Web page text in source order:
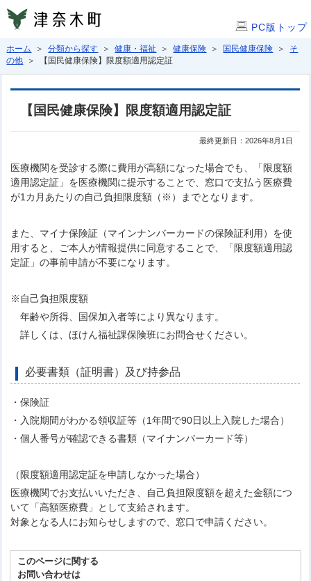
PC版トップ
ホーム ＞分類から探す ＞健康・福祉 ＞健康保険 ＞ 国民健康保険 ＞ そ
の他 ＞ 【国民健康保険】限度額適用認定証
【国民健康保険】限度額適用認定証
最終更新日：2026年8月1日
医療機関を受診する際に費用が高額になった場合でも、「限度額
適用認定証」を医療機関に提示することで、窓口で支払う医療費
が1カ月あたりの自己負担限度額（※）までとなります。
また、マイナ保険証（マインナンバーカードの保険証利用）を使
用すると、ご本人が情報提供に同意することで、「限度額適用認
定証」の事前申請が不要になります。
※自己負担限度額
年齢や所得、国保加入者等により異なります。
詳しくは、ほけん福祉課保険班にお問合せください。
必要書類（証明書）及び持参品
・保険証
・入院期間がわかる領収証等（1年間で90日以上入院した場合）
・個人番号が確認できる書類（マイナンバーカード等）
（限度額適用認定証を申請しなかった場合）
医療機関でお支払いいただき、自己負担限度額を超えた金額につ
いて「高額医療費」として支給されます。
対象となる人にお知らせしますので、窓口で申請ください。
このページに関する
お問い合わせは